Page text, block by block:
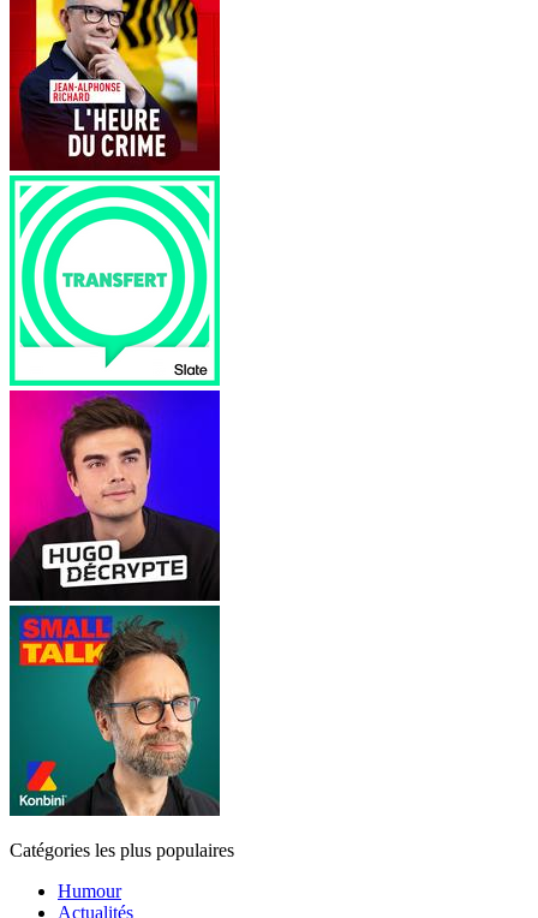
Catégories les plus populaires
Humour
Actualités